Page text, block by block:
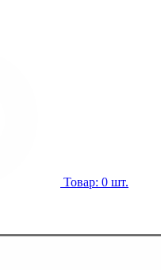
Товар: 0 шт.